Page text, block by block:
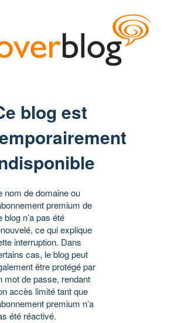
blog est
nom de domaine ou
premium de
blog n’a pas été
ce qui explique
interruption. Dans
cas, le blog peut
être protégé par
mot de passe, rendant
accès limité tant que
premium n’a
été réactivé.